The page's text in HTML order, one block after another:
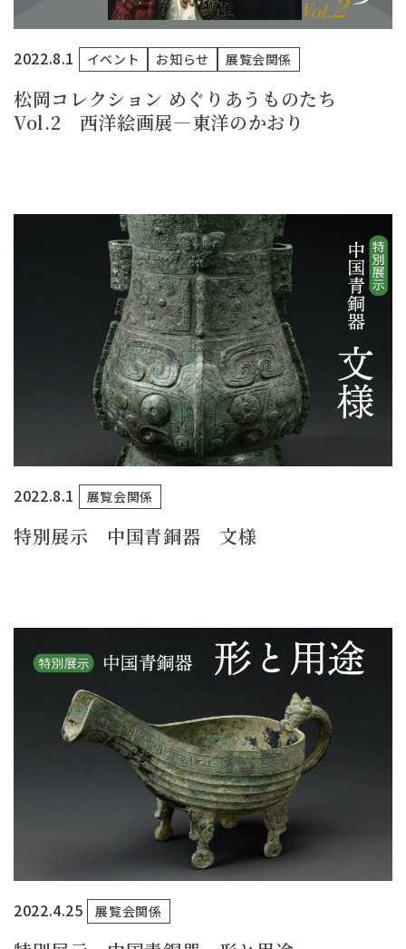
2022.8.1 イベント お知らせ 展覧会関係
松岡コレクション めぐりあうものたち
Vol.2 西洋絵画展―東洋のかおり
2022.8.1 展覧会関係
特別展示 中国青銅器 文様
2022.4.25 展覧会関係